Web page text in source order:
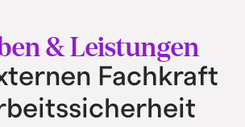
& Leistungen
Fachkraft